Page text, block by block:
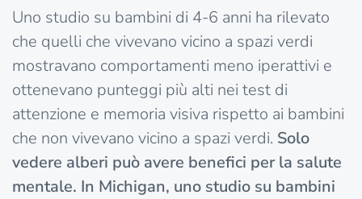
Uno studio su bambini di 4-6 anni ha rilevato
che quelli che vivevano vicino a spazi verdi
mostravano comportamenti meno iperattivi e
ottenevano punteggi più alti nei test di
attenzione e memoria visiva rispetto ai bambini
che non vivevano vicino a spazi verdi. Solo
vedere alberi può avere benefici per la salute
mentale. In Michigan, uno studio su bambini